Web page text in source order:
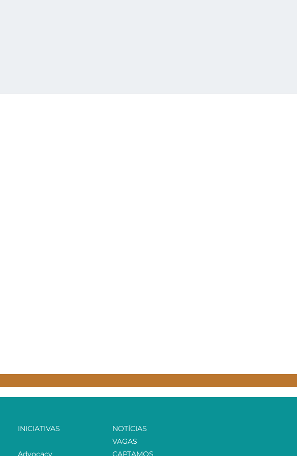
INICIATIVAS
Advocacy
NOTÍCIAS
VAGAS
CAPTAMOS